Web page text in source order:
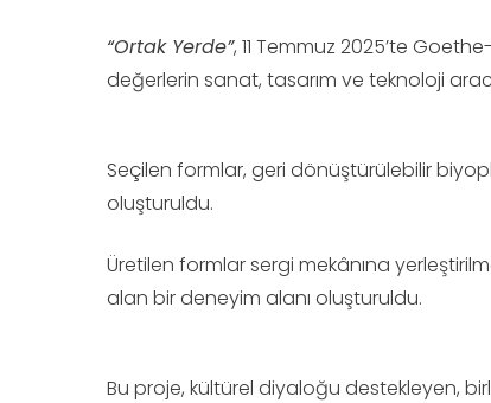
“Ortak Yerde”, 11 Temmuz 2025’te
değerlerin sanat, tasarım ve teknoloji
Seçilen formlar, geri dönüştürülebilir
oluşturuldu.
Üretilen formlar sergi mekânına
alan bir deneyim alanı oluşturuldu.
Bu proje, kültürel diyaloğu destekleyen,